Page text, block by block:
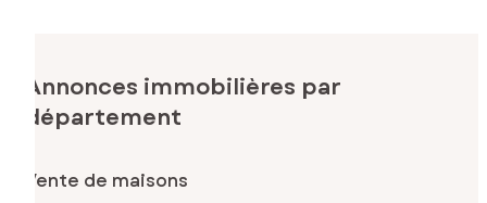
Annonces immobilières par
département
Vente de maisons